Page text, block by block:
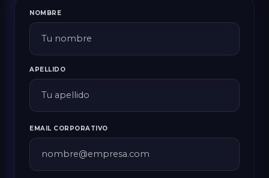
NOMBRE
APELLIDO
EMAIL CORPORATIVO